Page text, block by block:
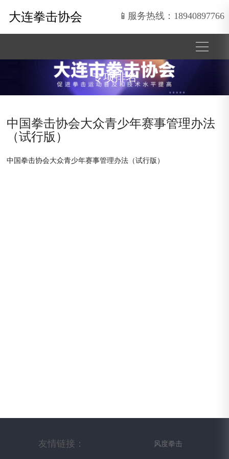
大连拳击协会 📱服务热线：18940897766
专项排名
中国拳击协会大众青少年赛事管理办法
（试行版）
中国拳击协会大众青少年赛事管理办法（试行版）
友情链接： 风度拳击